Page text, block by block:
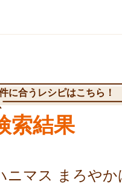
索結果
に合うレシピはこちら！
ニマス まろやか